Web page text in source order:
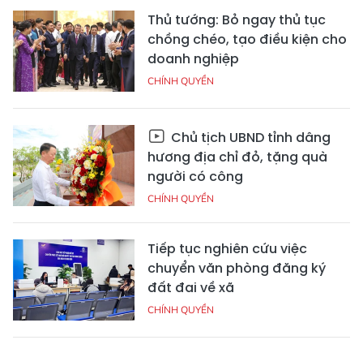
Thủ tướng: Bỏ ngay thủ tục
chồng chéo, tạo điều kiện cho
doanh nghiệp
CHÍNH QUYỀN
Chủ tịch UBND tỉnh dâng
hương địa chỉ đỏ, tặng quà
người có công
CHÍNH QUYỀN
Tiếp tục nghiên cứu việc
chuyển văn phòng đăng ký
đất đai về xã
CHÍNH QUYỀN